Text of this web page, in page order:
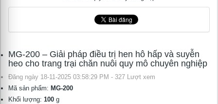
MG-200 – Giải pháp điều trị hen hô hấp và suyễn
heo cho trang trại chăn nuôi quy mô chuyên nghiệp
Đăng ngày 18-11-2025 03:58:29 PM - 327 Lượt xem
Mã sản phẩm: MG-200
Khối lượng: 100 g